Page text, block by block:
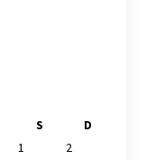
S
D
1
2